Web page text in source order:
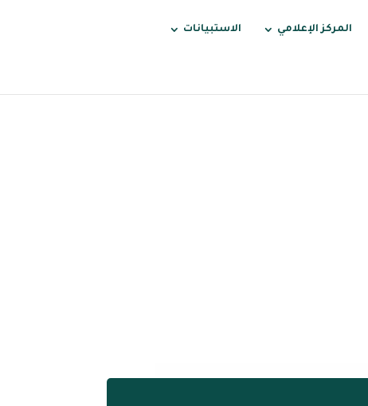
المركز الإعلامي الاستبيانات